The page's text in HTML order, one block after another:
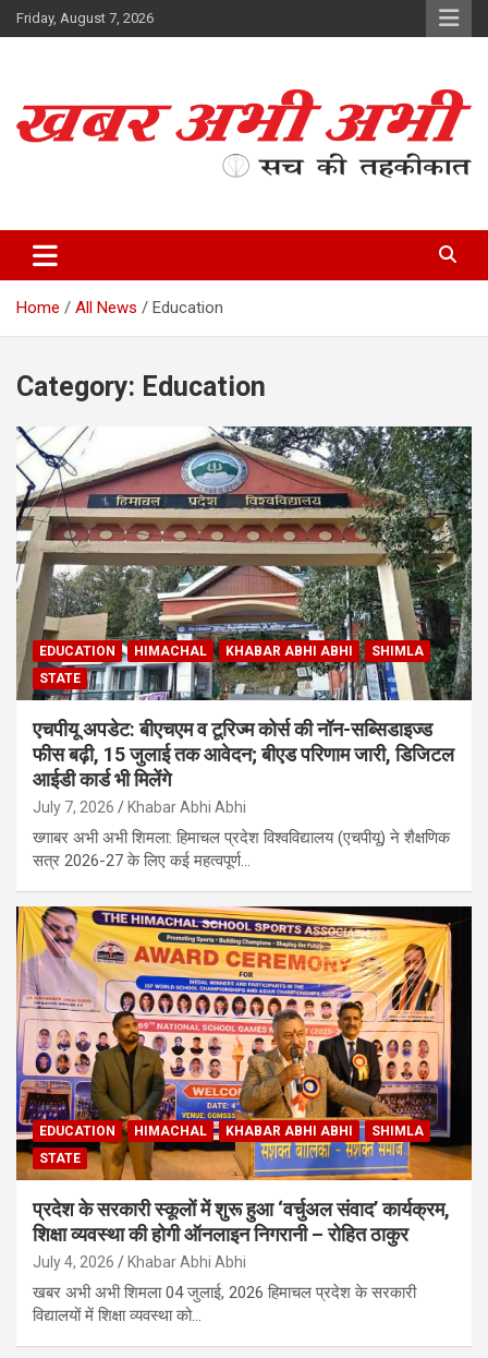
Skip
to
Friday, August 7, 2026
Home All News Education
Category: Education
EDUCATION HIMACHAL KHABAR ABHI ABHI
SHIMLA
STATE
एचपीयू अपडेट: बीएचएम व टूरिज्म कोर्स की नॉन-सब्सिडाइज्ड
फीस बढ़ी, 15 जुलाई तक आवेदन; बीएड परिणाम जारी, डिजिटल
आईडी कार्ड भी मिलेंगे
July 7, 2026 Khabar Abhi Abhi
ख्गाबर अभी अभी शिमला: हिमाचल प्रदेश विश्वविद्यालय (एचपीयू) ने शैक्षणिक
सत्र 2026-27 के लिए कई महत्वपूर्ण…
EDUCATION HIMACHAL KHABAR ABHI ABHI
SHIMLA
STATE
प्रदेश के सरकारी स्कूलों में शुरू हुआ ‘वर्चुअल संवाद’ कार्यक्रम,
शिक्षा व्यवस्था की होगी ऑनलाइन निगरानी – रोहित ठाकुर
July 4, 2026 Khabar Abhi Abhi
खबर अभी अभी शिमला 04 जुलाई, 2026 हिमाचल प्रदेश के सरकारी
विद्यालयों में शिक्षा व्यवस्था को…